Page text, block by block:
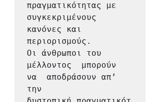
πραγματικότητας με
συγκεκριμένους
κανόνες και
περιορισμούς.
Οι άνθρωποι του
μέλλοντος  μπορούν
να  αποδράσουν απ’
την